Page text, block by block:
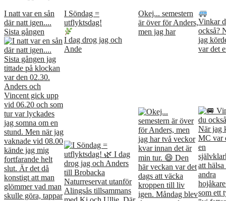
I natt var en sån
där natt igen....
Sista gången
I Söndag =
utflyktsdag!
I dag drog jag och
Ande
Okej... semestern
är över för Anders,
men jag har
Vinkar
också?
jag
var det